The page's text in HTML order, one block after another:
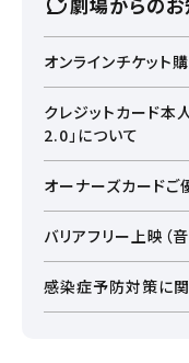
オンラインチケット
クレジットカード本
2.0」について
オーナーズカード
バリアフリー上映（
感染症予防対策に